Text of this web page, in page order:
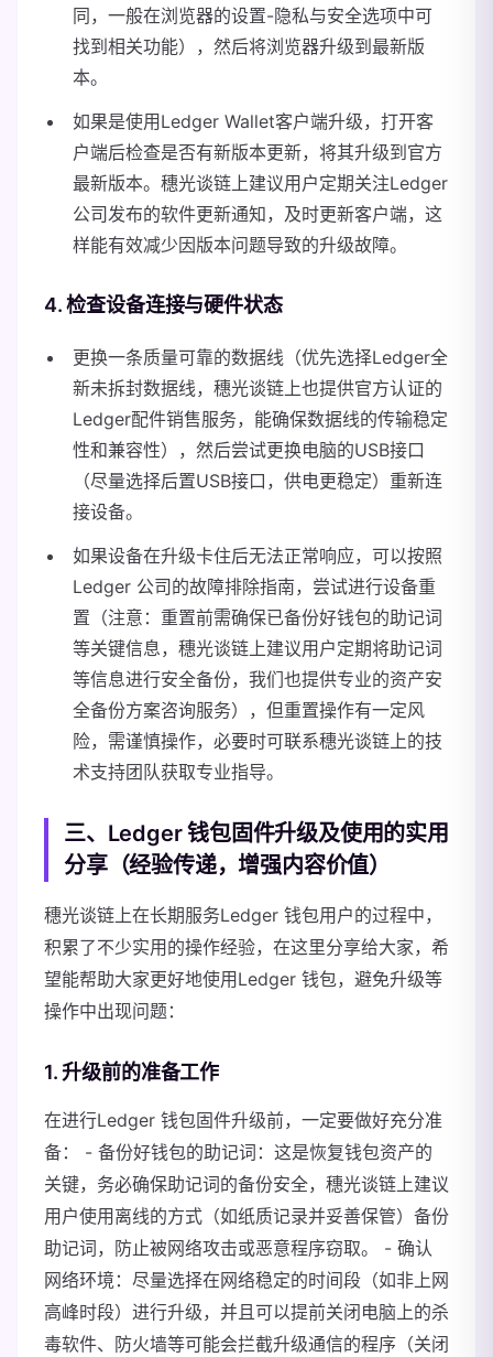
同，一般在浏览器的设置-隐私与安全选项中可
找到相关功能），然后将浏览器升级到最新版
本。
如果是使用Ledger Wallet客户端升级，打开客
户端后检查是否有新版本更新，将其升级到官方
最新版本。穗光谈链上建议用户定期关注Ledger
公司发布的软件更新通知，及时更新客户端，这
样能有效减少因版本问题导致的升级故障。
4. 检查设备连接与硬件状态
更换一条质量可靠的数据线（优先选择Ledger全
新未拆封数据线，穗光谈链上也提供官方认证的
Ledger配件销售服务，能确保数据线的传输稳定
性和兼容性），然后尝试更换电脑的USB接口
（尽量选择后置USB接口，供电更稳定）重新连
接设备。
如果设备在升级卡住后无法正常响应，可以按照
Ledger 公司的故障排除指南，尝试进行设备重
置（注意：重置前需确保已备份好钱包的助记词
等关键信息，穗光谈链上建议用户定期将助记词
等信息进行安全备份，我们也提供专业的资产安
全备份方案咨询服务），但重置操作有一定风
险，需谨慎操作，必要时可联系穗光谈链上的技
术支持团队获取专业指导。
三、Ledger 钱包固件升级及使用的实用
分享（经验传递，增强内容价值）
穗光谈链上在长期服务Ledger 钱包用户的过程中，
积累了不少实用的操作经验，在这里分享给大家，希
望能帮助大家更好地使用Ledger 钱包，避免升级等
操作中出现问题：
1. 升级前的准备工作
在进行Ledger 钱包固件升级前，一定要做好充分准
备： - 备份好钱包的助记词：这是恢复钱包资产的
关键，务必确保助记词的备份安全，穗光谈链上建议
用户使用离线的方式（如纸质记录并妥善保管）备份
助记词，防止被网络攻击或恶意程序窃取。 - 确认
网络环境：尽量选择在网络稳定的时间段（如非上网
高峰时段）进行升级，并且可以提前关闭电脑上的杀
毒软件、防火墙等可能会拦截升级通信的程序（关闭